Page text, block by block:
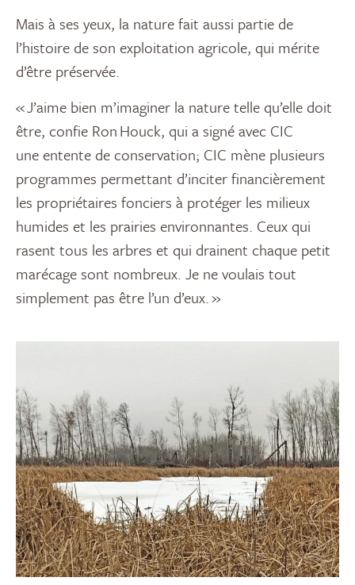
Mais à ses yeux, la nature fait aussi partie de
l’histoire de son exploitation agricole, qui mérite
d’être préservée.
« J’aime bien m’imaginer la nature telle qu’elle doit
être, confie RonHouck, qui a signé avec CIC
uneententede conservation; CIC mène plusieurs
programmes permettant d’inciter financièrement
les propriétaires fonciers à protéger les milieux
humides et les prairies environnantes. Ceux qui
rasent tous les arbres et qui drainent chaque petit
marécage sont nombreux. Je ne voulais tout
simplement pas être l’un d’eux. »